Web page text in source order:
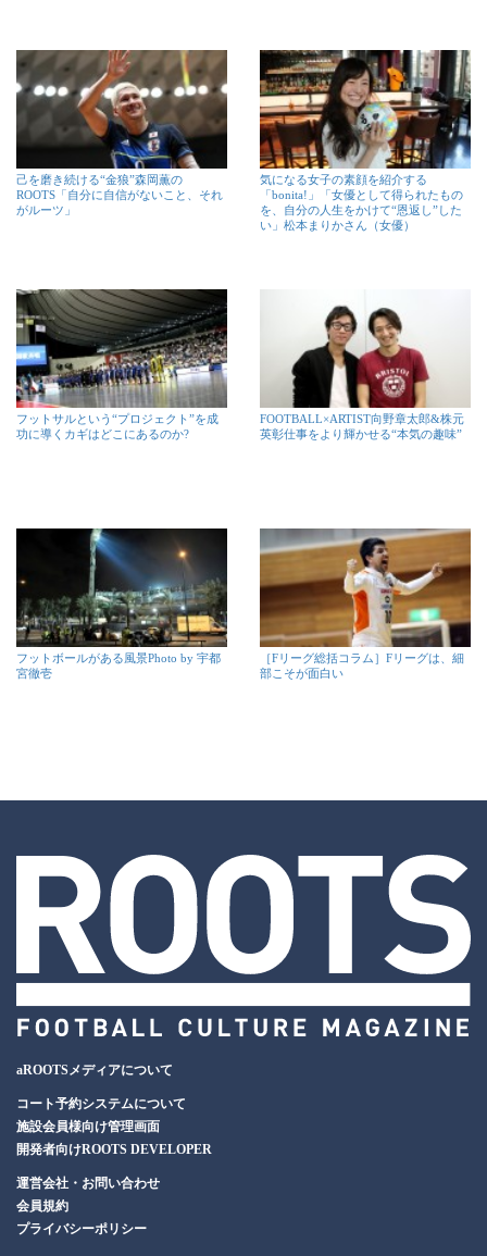
己を磨き続ける“金狼”森岡薫の
ROOTS「自分に自信がないこと、それ
がルーツ」
気になる女子の素顔を紹介する
「bonita!」「女優として得られたもの
を、自分の人生をかけて“恩返し”した
い」松本まりかさん（女優）
フットサルという“プロジェクト”を成
功に導くカギはどこにあるのか?
FOOTBALL×ARTIST向野章太郎&株元
英彰仕事をより輝かせる“本気の趣味”
フットボールがある風景Photo by 宇都
宮徹壱
［Fリーグ総括コラム］Fリーグは、細
部こそが面白い
aROOTSメディアについて
コート予約システムについて
施設会員様向け管理画面
開発者向けROOTS DEVELOPER
運営会社・お問い合わせ
会員規約
プライバシーポリシー